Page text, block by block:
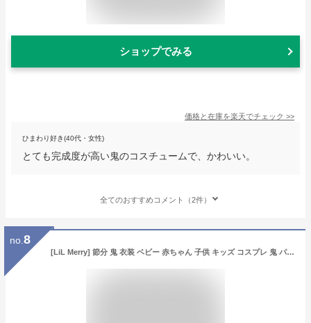
ショップでみる
価格と在庫を楽天でチェック >>
ひまわり好き(40代・女性)
とても完成度が高い鬼のコスチュームで、かわいい。
全てのおすすめコメント（2件）
no. 8
[LiL Merry] 節分 鬼 衣装 ベビー 赤ちゃん 子供 キッズ コスプレ 鬼 パンツ ズボン スタイ 帽子 角 男の子 女の子 仮装 豆まき e0506